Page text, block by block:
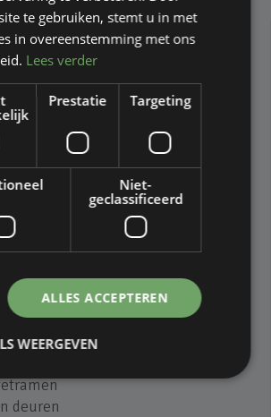
in rank geprofileerde
(na) isolatie, reductie van geluid
glazen puien voor zowel
deuren
te gebruiken, stemt u in met
in overeenstemming met ons
Lees verder
Prestatie Targeting
Niet-
geclassificeerd
ALLES ACCEPTEREN
WEERGEVEN